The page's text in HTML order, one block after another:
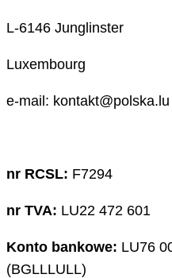
L-6146 Junglinster
Luxembourg
e-mail: kontakt@polska.lu
nr RCSL: F7294
nr TVA: LU22 472 601
Konto bankowe: LU76
(BGLLLULL)